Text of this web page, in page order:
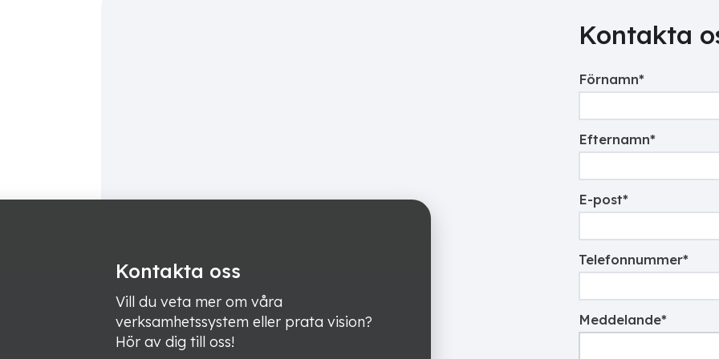
Kontakta oss
Vill du veta mer om våra
verksamhetssystem eller prata vision?
Hör av dig till oss!
Kontakta
Förnamn*
Efternamn*
E-post*
Telefonnummer*
Meddelande*